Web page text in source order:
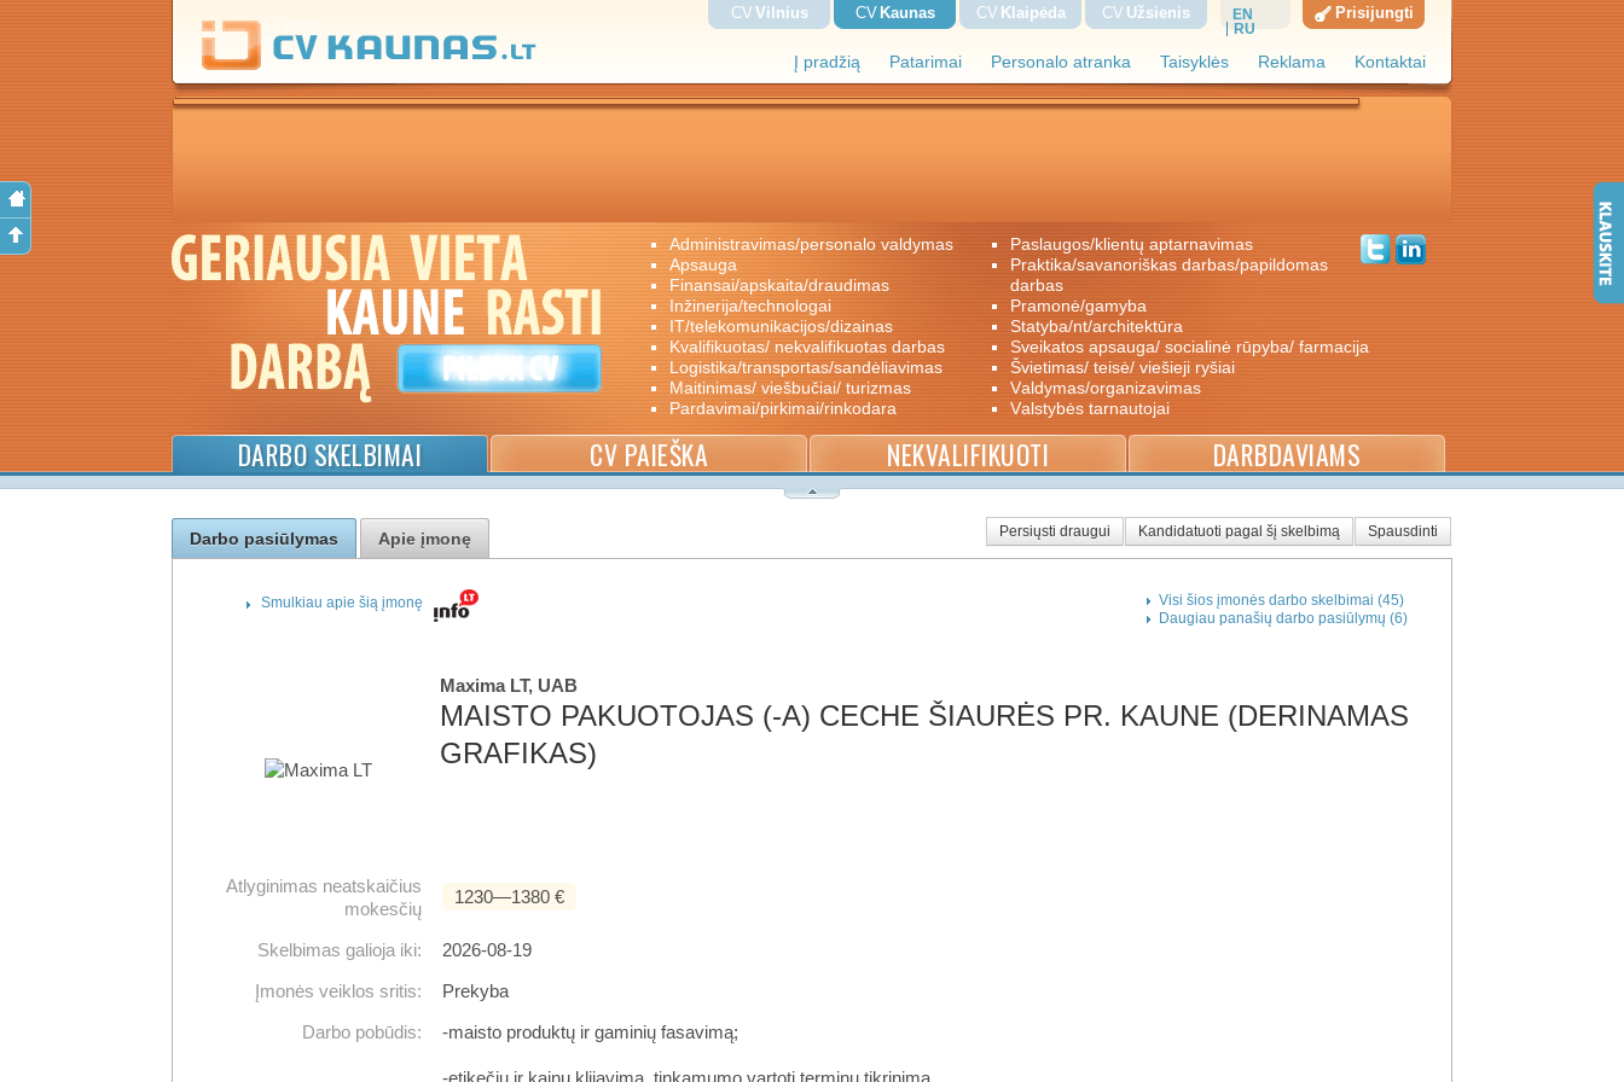
Į pradžią Patarimai Personalo atranka Taisyklės Reklama Kontaktai
CV Vilnius CV Kaunas CV Klaipėda CV Užsienis
EN
RU
Prisijungti
administravimas/personalo valdymas
apsauga
finansai/apskaita/draudimas
inžinerija/technologai
IT/telekomunikacijos/dizainas
kvalifikuotas/ nekvalifikuotas darbas
logistika/transportas/sandėliavimas
maitinimas/ viešbučiai/ turizmas
pardavimai/pirkimai/rinkodara
paslaugos/klientų aptarnavimas
praktika/savanoriškas darbas/papildomas
darbas
pramonė/gamyba
statyba/nt/architektūra
sveikatos apsauga/ socialinė rūpyba/ farmacija
švietimas/ teisė/ viešieji ryšiai
valdymas/organizavimas
valstybės tarnautojai
DARBO SKELBIMAI CV PAIEŠKA NEKVALIFIKUOTI DARBDAVIAMS
Persiųsti draugui Kandidatuoti pagal šį skelbimą Spausdinti
Darbo pasiūlymas Apie įmonę
Maxima LT, UAB
MAISTO PAKUOTOJAS (-A) CECHE ŠIAURĖS PR. KAUNE (DERINAMAS
GRAFIKAS)
Atlyginimas neatskaičius
mokesčių
1230―1380 €
Skelbimas galioja iki:
2026-08-19
Įmonės veiklos sritis:
Prekyba
Darbo pobūdis:
-maisto produktų ir gaminių fasavimą;
Visi šios įmonės darbo skelbimai (45)
Daugiau panašių darbo pasiūlymų (6)
Smulkiau apie šią įmonę